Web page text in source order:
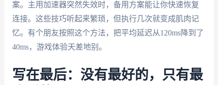
案。主用加速器突然失效时，备用方案能让你快速恢复
连接。这些技巧听起来繁琐，但执行几次就变成肌肉记
忆。有个朋友按照这个方法，把平均延迟从120ms降到了
40ms，游戏体验天差地别。
写在最后：没有最好的，只有最